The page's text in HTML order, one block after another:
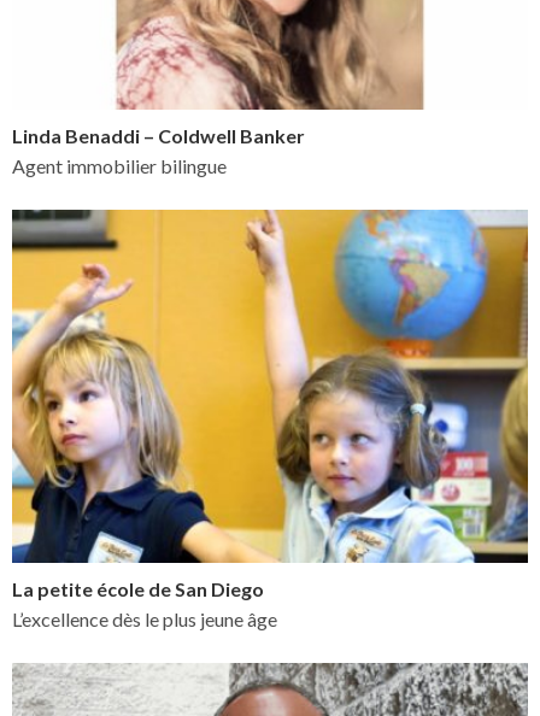
Linda Benaddi – Coldwell Banker
Agent immobilier bilingue
La petite école de San Diego
L’excellence dès le plus jeune âge